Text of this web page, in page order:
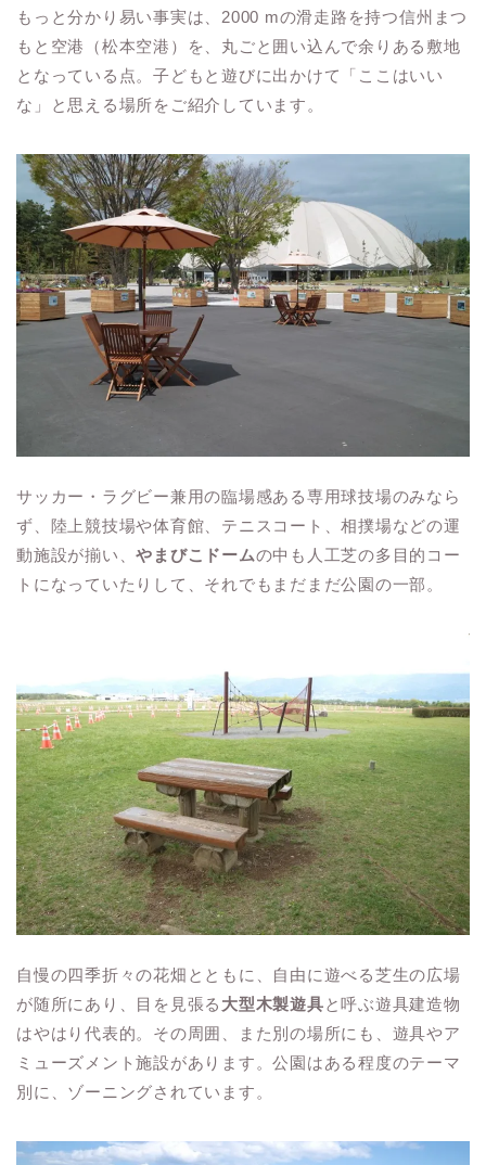
もっと分かり易い事実は、2000 mの滑走路を持つ信州まつ
もと空港（松本空港）を、丸ごと囲い込んで余りある敷地
となっている点。子どもと遊びに出かけて「ここはいい
な」と思える場所をご紹介しています。
サッカー・ラグビー兼用の臨場感ある専用球技場のみなら
ず、陸上競技場や体育館、テニスコート、相撲場などの運
動施設が揃い、やまびこドームの中も人工芝の多目的コー
トになっていたりして、それでもまだまだ公園の一部。
自慢の四季折々の花畑とともに、自由に遊べる芝生の広場
が随所にあり、目を見張る 大型木製遊具と呼ぶ遊具建造物
はやはり代表的。その周囲、また別の場所にも、遊具やア
ミューズメント施設があります。公園はある程度のテーマ
別に、ゾーニングされています。